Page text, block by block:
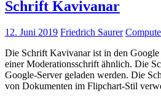
Schrift Kavivanar
12. Juni 2019 Friedrich Saurer
Die Schrift Kavivanar ist in den Google
einer Moderationsschrift ähnlich. Die
Google-Server geladen werden. Die
von Dokumenten im Flipchart-Stil